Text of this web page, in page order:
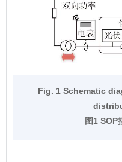
Fig. 1 Schematic
图1 SOP